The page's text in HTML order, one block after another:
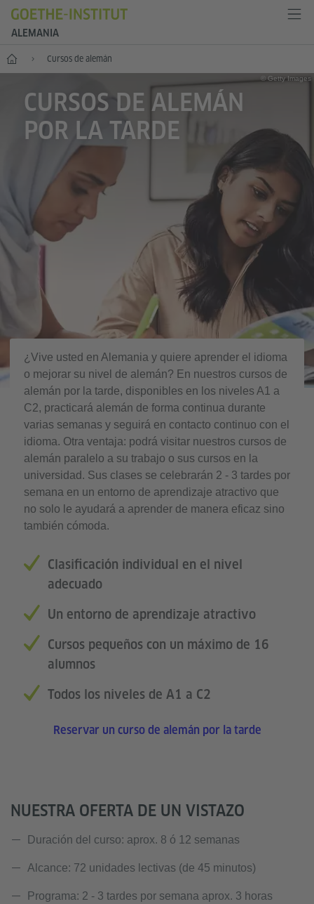
ALEMANIA
-- Cursos de alemán
© Getty Images
CURSOS DE ALEMÁN
POR LA TARDE
¿Vive usted en Alemania y quiere aprender el idioma
o mejorar su nivel de alemán? En nuestros cursos de
alemán por la tarde, disponibles en los niveles A1 a
C2, practicará alemán de forma continua durante
varias semanas y seguirá en contacto continuo con el
idioma. Otra ventaja: podrá visitar nuestros cursos de
alemán paralelo a su trabajo o sus cursos en la
universidad. Sus clases se celebrarán 2 - 3 tardes por
semana en un entorno de aprendizaje atractivo que
no solo le ayudará a aprender de manera eficaz sino
también cómoda.
Clasificación individual en el nivel
adecuado
Un entorno de aprendizaje atractivo
Cursos pequeños con un máximo de 16
alumnos
Todos los niveles de A1 a C2
Reservar un curso de alemán por la tarde
NUESTRA OFERTA DE UN VISTAZO
Duración del curso: aprox. 8 ó 12 semanas
Alcance: 72 unidades lectivas (de 45 minutos)
Programa: 2 - 3 tardes por semana aprox. 3 horas